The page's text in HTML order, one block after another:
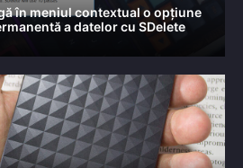
în meniul contextual o opțiune
a datelor cu SDelete